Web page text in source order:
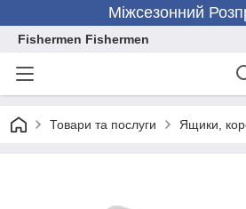
Міжсезонний
Fishermen Fishermen
Товари та послуги Ящики,